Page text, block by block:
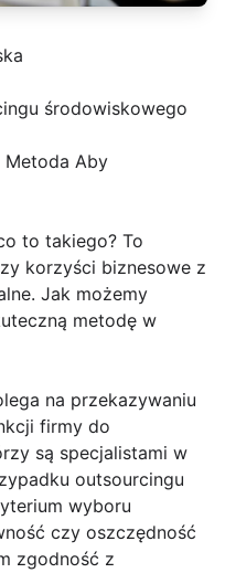
środowiskowego
Metoda Aby
to takiego? To
korzyści biznesowe z
Jak możemy
metodę w
na przekazywaniu
firmy do
są specjalistami w
outsourcingu
wyboru
czy oszczędność
zgodność z